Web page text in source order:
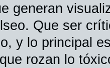
generan
Que ser
y lo principal
rozan lo